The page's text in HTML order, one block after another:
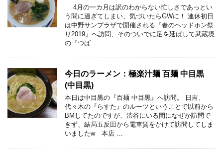
4月の一カ月は訳のわからない忙しさであっとい
う間に過ぎてしまい、気づいたらGWに！ 連休初日
は中野サンプラザで開催される『春のヘッドホン祭
り2019』へ訪問、そのついでに足を延ばして武蔵境
の『つば …
今日のラーメン：極楽汁麺 百麺 中目黒
(中目黒)
本日は中目黒の『百麺 中目黒』へ訪問。 日吉、
代々木の『らすた』のルーツということで以前から
BMしてたのですが、渋谷にいる間になぜか訪問で
きず、結局五反田から電車賃をかけて訪問してしま
いましたw 本店 …